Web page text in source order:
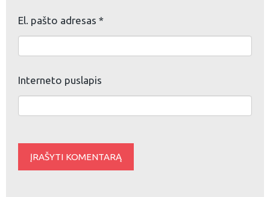
El. pašto adresas *
Interneto puslapis